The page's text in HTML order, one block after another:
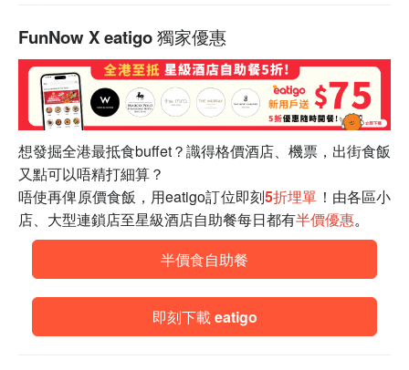
FunNow X eatigo 獨家優惠
想發掘全港最抵食buffet？識得格價酒店、機票，出街食飯
又點可以唔精打細算？
唔使再俾原價食飯，用eatigo訂位即刻5折埋單 ！由各區小
店、大型連鎖店至星級酒店自助餐每日都有半價優惠。
半價食自助餐
即刻下載 eatigo